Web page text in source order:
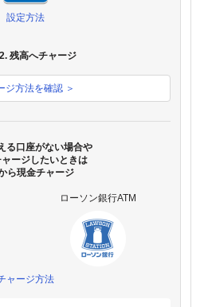
設定方法
残高へチャージ
ジ方法を確認 ＞
る口座がない場合や
ージしたいときは
ら現金チャージ
ローソン銀行ATM
ャージ方法